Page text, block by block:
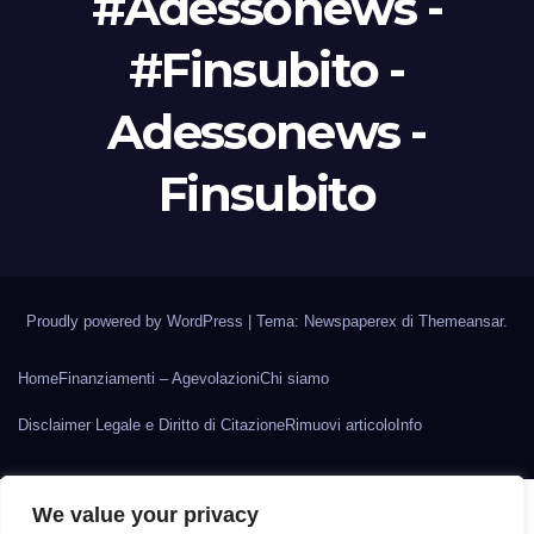
We value your privacy
#Finsubito -
Adessonews -
Finsubito
Proudly powered by WordPress Tema: Newspaperex di Themeansar.
HomeFinanziamenti – AgevolazioniChi siamo
Disclaimer Legale e Diritto di CitazioneRimuovi articolo Info